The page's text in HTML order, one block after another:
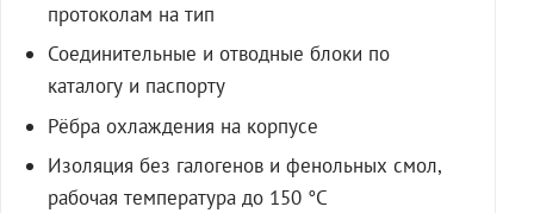
протоколам на тип
Соединительные и отводные блоки по
каталогу и паспорту
Рёбра охлаждения на корпусе
Изоляция без галогенов и фенольных смол,
рабочая температура до 150 °C